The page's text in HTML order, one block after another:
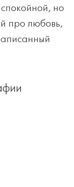
но
про любовь,